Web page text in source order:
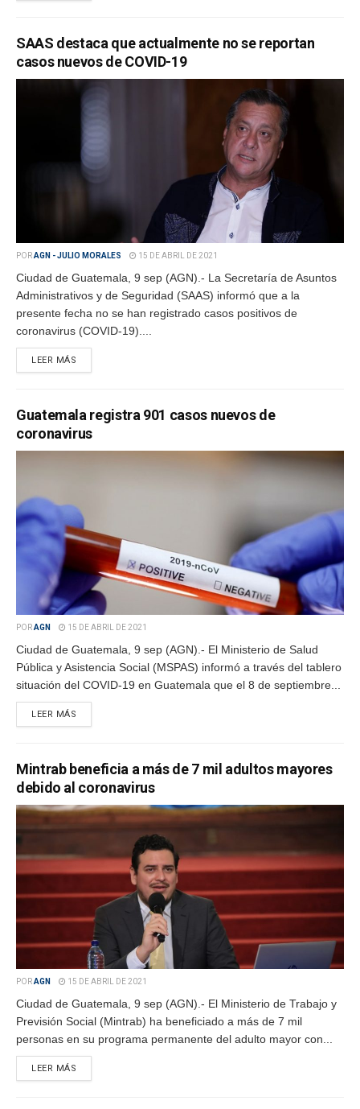
SAAS destaca que actualmente no se reportan
casos nuevos de COVID-19
PORAGN - JULIO MORALES 15 DE ABRIL DE 2021
Ciudad de Guatemala, 9 sep (AGN).- La Secretaría de Asuntos
Administrativos y de Seguridad (SAAS) informó que a la
presente fecha no se han registrado casos positivos de
coronavirus (COVID-19)....
LEER MÁS
Guatemala registra 901 casos nuevos de
coronavirus
PORAGN 15 DE ABRIL DE 2021
Ciudad de Guatemala, 9 sep (AGN).- El Ministerio de Salud
Pública y Asistencia Social (MSPAS) informó a través del tablero
situación del COVID-19 en Guatemala que el 8 de septiembre...
LEER MÁS
Mintrab beneficia a más de 7 mil adultos mayores
debido al coronavirus
PORAGN 15 DE ABRIL DE 2021
Ciudad de Guatemala, 9 sep (AGN).- El Ministerio de Trabajo y
Previsión Social (Mintrab) ha beneficiado a más de 7 mil
personas en su programa permanente del adulto mayor con...
LEER MÁS